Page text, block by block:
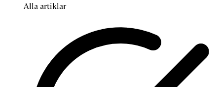
Alla artiklar